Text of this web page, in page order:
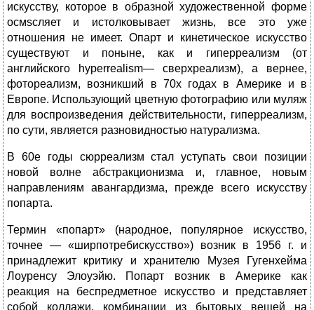
искусству, которое в образной художест­венной форме
осмscляет и истолковывает жизнь, все это уже
отношения не имеет. Опарт и кинетическое искусство
существуют и поныне, как и гиперреализм (от
английского hyperrealism— сверхреализм), а вернее,
фотореализм, возникший в 70х годах в Америке и в
Европе. Использующий цветную фотографию или муляж
для воспроизведения действительности, гиперреализм,
по сути, является разновидностью натурализма.
В 60е годы сюрреализм стал уступать свои позиции
новой волне абстракционизма и, главное, новым
направлениям авангардизма, прежде всего искусству
попарта.
Термин «попарт» (народное, популярное искусство,
точнее — «ширпотребискусство») возник в 1956 г. и
принадлежит критику и хранителю Музея Гугенхейма
Лоуренсу Элоуэйю. Попарт возник в Америке как
реакция на беспредметное искусство и представляет
собой коллажи, комбинации из бытовых вещей на